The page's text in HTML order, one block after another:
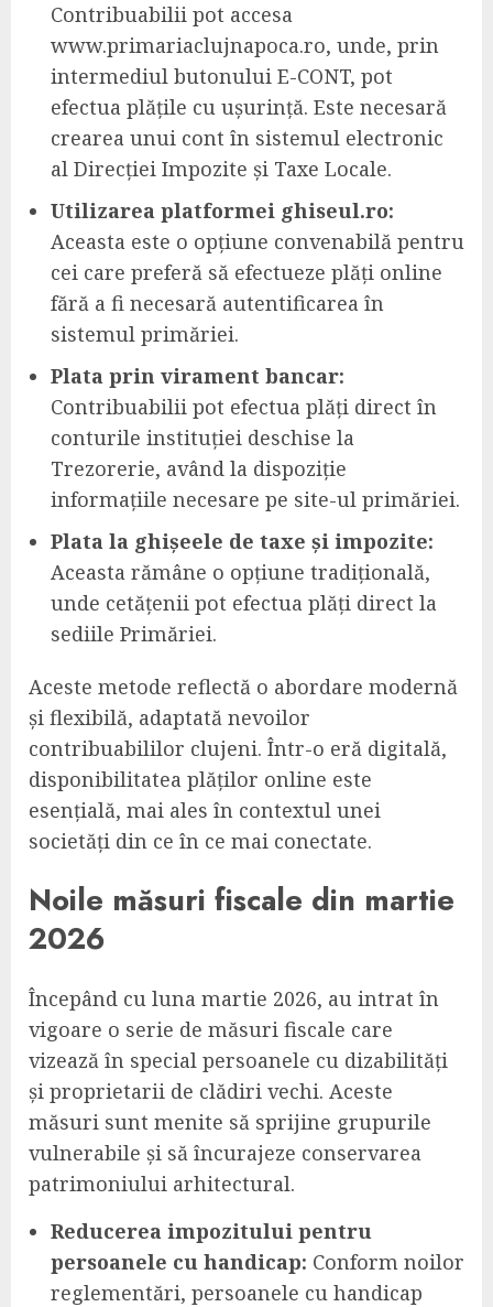
Contribuabilii pot accesa
www.primariaclujnapoca.ro, unde, prin
intermediul butonului E-CONT, pot
efectua plățile cu ușurință. Este necesară
crearea unui cont în sistemul electronic
al Direcției Impozite și Taxe Locale.
Utilizarea platformei ghiseul.ro:
Aceasta este o opțiune convenabilă pentru
cei care preferă să efectueze plăți online
fără a fi necesară autentificarea în
sistemul primăriei.
Plata prin virament bancar:
Contribuabilii pot efectua plăți direct în
conturile instituției deschise la
Trezorerie, având la dispoziție
informațiile necesare pe site-ul primăriei.
Plata la ghișeele de taxe și impozite:
Aceasta rămâne o opțiune tradițională,
unde cetățenii pot efectua plăți direct la
sediile Primăriei.
Aceste metode reflectă o abordare modernă
și flexibilă, adaptată nevoilor
contribuabililor clujeni. Într-o eră digitală,
disponibilitatea plăților online este
esențială, mai ales în contextul unei
societăți din ce în ce mai conectate.
Noile măsuri fiscale din martie
2026
Începând cu luna martie 2026, au intrat în
vigoare o serie de măsuri fiscale care
vizează în special persoanele cu dizabilități
și proprietarii de clădiri vechi. Aceste
măsuri sunt menite să sprijine grupurile
vulnerabile și să încurajeze conservarea
patrimoniului arhitectural.
Reducerea impozitului pentru
persoanele cu handicap: Conform noilor
reglementări, persoanele cu handicap